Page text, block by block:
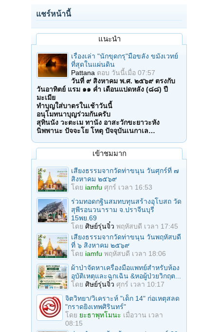
แชร์หน้านี้
แนะนำ
เรื่องเล่า "นักขุดกรุ"มือขลัง ขมังเวทย์
ที่สุดในแผ่นดิน
Pattana ตอบ วันนี้เมื่อ 07:57
วันที่ ๙ สิงหาคม พ.ศ. ๒๕๖๙ ตรงกับ
วันอาทิตย์ แรม ๑๑ ค่ำ เดือนแปดหลัง (๘๘) ปี
มะเมีย
ทำบุญใส่บาตรในเช้าวันนี้
อนุโมทนาบุญร่วมกันครับ
สุทินนัง วะตะเม ทานัง อาสะวักขะยาวะหัง
นิพพานะ ปัจจะโย โหตุ ปัจจุบันเนกาเล…
เข้าชมมาก
เสียงธรรมจากวัดท่าขนุน วันศุกร์ที่ ๗
สิงหาคม ๒๕๖๙
โดย iamfu ศุกร์ เวลา 16:53
ร่วมทอดกฐินสมทบทุนสร้างอุโบสถ วัด
สุพีรอนวนาราม จ.ปราจีนบุรี
15พย.69
โดย ศิษย์รุ่นจิ๋ว พฤหัสบดี เวลา 17:45
เสียงธรรมจากวัดท่าขนุน วันพฤหัสบดี
ที่ ๖ สิงหาคม ๒๕๖๙
โดย iamfu พฤหัสบดี เวลา 18:06
ผ้าป่าจัดหาเครื่องมือแพทย์สำหรับห้อง
อุบัติเหตุและฉุกเฉิน &หอผู้ป่วยวิกฤต...
โดย ศิษย์รุ่นจิ๋ว ศุกร์ เวลา 10:17
จิตวิทยา/วิเคราะห์ "เด็ก 14" ก่อเหตุสลด
"กราดยิงเทพศิรินทร์"
โดย ยะธาพุทโมนะ เมื่อวาน เวลา
08:15